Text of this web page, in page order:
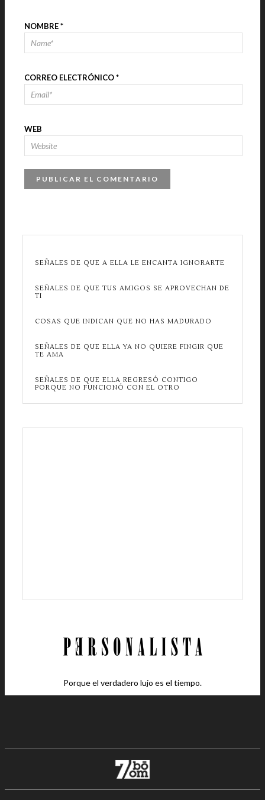
NOMBRE*
CORREO ELECTRÓNICO*
WEB
SEÑALES DE QUE A ELLA LE ENCANTA IGNORARTE
SEÑALES DE QUE TUS AMIGOS SE APROVECHAN DE
TI
COSAS QUE INDICAN QUE NO HAS MADURADO
SEÑALES DE QUE ELLA YA NO QUIERE FINGIR QUE
TE AMA
SEÑALES DE QUE ELLA REGRESÓ CONTIGO
PORQUE NO FUNCIONÓ CON EL OTRO
Porque el verdadero lujo es el tiempo.